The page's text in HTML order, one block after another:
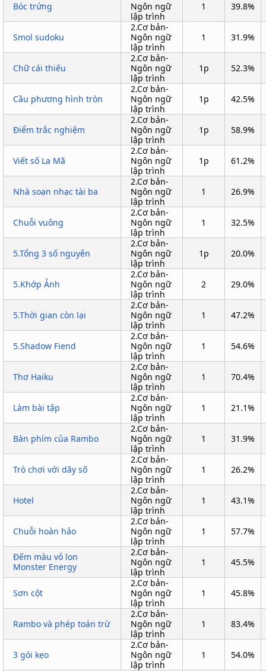
Bóc trứng
Ngôn ngữ
lập trình
1 39.8%
Smol sudoku
2.Cơ bản-
Ngôn ngữ
lập trình
1 31.9%
Chữ cái thiếu
2.Cơ bản-
Ngôn ngữ
lập trình
1p 52.3%
Cầu phương hình tròn
2.Cơ bản-
Ngôn ngữ
lập trình
1p 42.5%
Điểm trắc nghiệm
2.Cơ bản-
Ngôn ngữ
lập trình
1p 58.9%
Viết số La Mã
2.Cơ bản-
Ngôn ngữ
lập trình
1p 61.2%
Nhà soạn nhạc tài ba
2.Cơ bản-
Ngôn ngữ
lập trình
1 26.9%
Chuỗi vuông
2.Cơ bản-
Ngôn ngữ
lập trình
1 32.5%
5.Tổng 3 số nguyên
2.Cơ bản-
Ngôn ngữ
lập trình
1p 20.0%
5.Khớp Ảnh
2.Cơ bản-
Ngôn ngữ
lập trình
2 29.0%
5.Thời gian còn lại
2.Cơ bản-
Ngôn ngữ
lập trình
1 47.2%
5.Shadow Fiend
2.Cơ bản-
Ngôn ngữ
lập trình
1 54.6%
Thơ Haiku
2.Cơ bản-
Ngôn ngữ
lập trình
1 70.4%
Làm bài tập
2.Cơ bản-
Ngôn ngữ
lập trình
1 21.1%
Bàn phím của Rambo
2.Cơ bản-
Ngôn ngữ
lập trình
1 31.9%
Trò chơi với dãy số
2.Cơ bản-
Ngôn ngữ
lập trình
1 26.2%
Hotel
2.Cơ bản-
Ngôn ngữ
lập trình
1 43.1%
Chuỗi hoàn hảo
2.Cơ bản-
Ngôn ngữ
lập trình
1 57.7%
Đếm màu vỏ lon
Monster Energy
2.Cơ bản-
Ngôn ngữ
lập trình
1 45.5%
Sơn cột
2.Cơ bản-
Ngôn ngữ
lập trình
1 45.8%
Rambo và phép toán trừ
2.Cơ bản-
Ngôn ngữ
lập trình
1 83.4%
3 gói kẹo
2.Cơ bản-
Ngôn ngữ
lập trình
1 54.0%